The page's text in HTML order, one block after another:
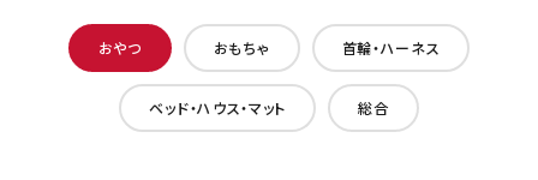
おやつ おもちゃ 首輪・ハーネス
ベッド・ハウス・マット 総合